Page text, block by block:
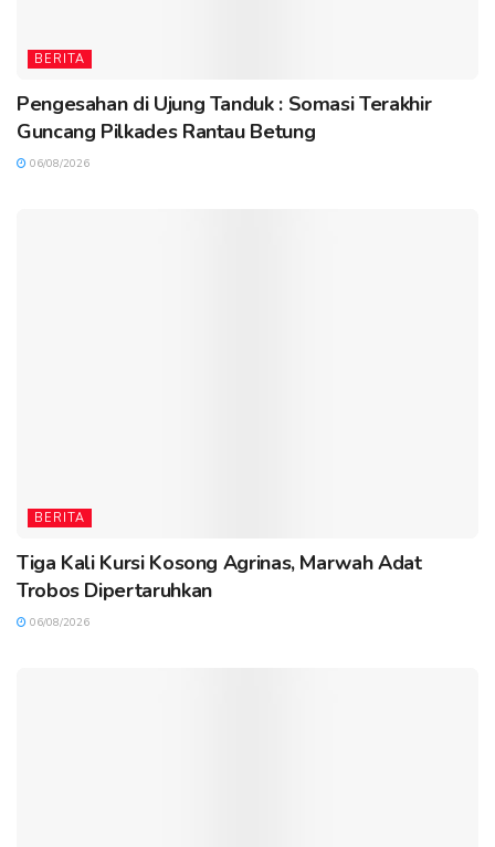
BERITA
Pengesahan di Ujung Tanduk : Somasi Terakhir
Guncang Pilkades Rantau Betung
06/08/2026
BERITA
Tiga Kali Kursi Kosong Agrinas, Marwah Adat
Trobos Dipertaruhkan
06/08/2026